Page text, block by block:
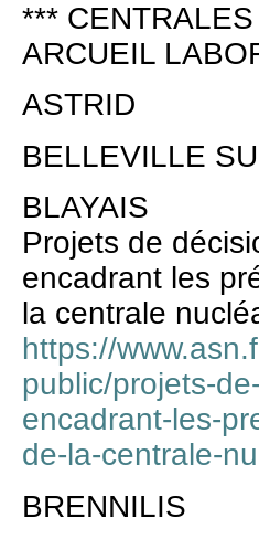
***
ARCUEIL
ASTRID
BELLEVILLE
BLAYAIS
Projets de
encadrant les
la centrale
https://
public/projets-
encadrant-les-
de-la-centrale-
BRENNILIS